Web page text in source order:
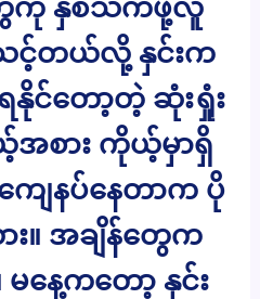
ေကို နှစ်သက်ဖို့လူ
င့်တယ်လို့ နှင်းက
နိုင်တော့တဲ့ ဆုံးရှုံး
အစား ကိုယ့်မှာရှိ
ျေနပ်နေတာက ပို
။ အချိန်တွေက
မနေ့ကတော့ နှင်း